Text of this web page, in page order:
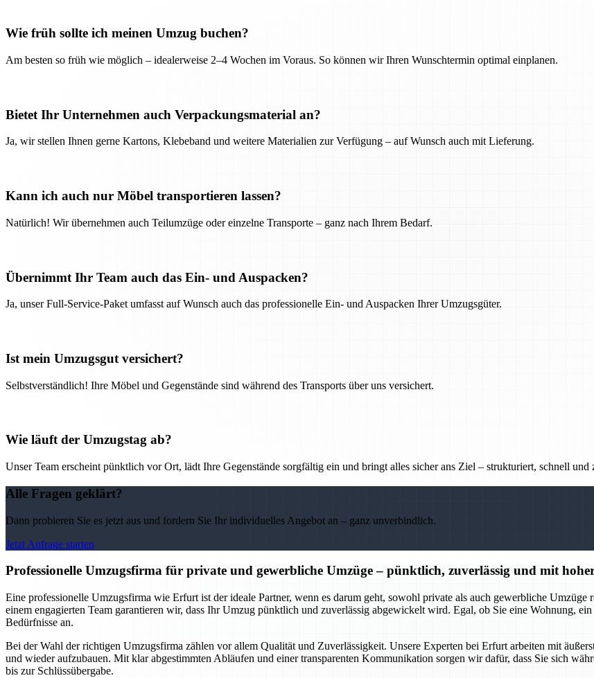
Wie früh sollte ich meinen Umzug buchen?
Am besten so früh wie möglich – idealerweise 2–4 Wochen im Voraus. So können wir Ihren Wunschtermin optimal einplanen.
Bietet Ihr Unternehmen auch Verpackungsmaterial an?
Ja, wir stellen Ihnen gerne Kartons, Klebeband und weitere Materialien zur Verfügung – auf Wunsch auch mit Lieferung.
Kann ich auch nur Möbel transportieren lassen?
Natürlich! Wir übernehmen auch Teilumzüge oder einzelne Transporte – ganz nach Ihrem Bedarf.
Übernimmt Ihr Team auch das Ein- und Auspacken?
Ja, unser Full-Service-Paket umfasst auf Wunsch auch das professionelle Ein- und Auspacken Ihrer Umzugsgüter.
Ist mein Umzugsgut versichert?
Selbstverständlich! Ihre Möbel und Gegenstände sind während des Transports über uns versichert.
Wie läuft der Umzugstag ab?
Unser Team erscheint pünktlich vor Ort, lädt Ihre Gegenstände sorgfältig ein und bringt alles sicher ans Ziel – strukturiert, schnell und
Alle Fragen geklärt?
Dann probieren Sie es jetzt aus und fordern Sie Ihr individuelles Angebot an – ganz unverbindlich.
Jetzt Anfrage starten
Professionelle Umzugsfirma für private und gewerbliche Umzüge – pünktlich, zuverlässig und mit
Eine professionelle Umzugsfirma wie Erfurt ist der ideale Partner, wenn es darum geht, sowohl private als auch gewerbliche
einem engagierten Team garantieren wir, dass Ihr Umzug pünktlich und zuverlässig abgewickelt wird. Egal, ob Sie eine Wohnung,
Bedürfnisse an.
Bei der Wahl der richtigen Umzugsfirma zählen vor allem Qualität und Zuverlässigkeit. Unsere Experten bei Erfurt arbeiten mit
und wieder aufzubauen. Mit klar abgestimmten Abläufen und einer transparenten Kommunikation sorgen wir dafür, dass Sie sich
bis zur Schlüssübergabe.